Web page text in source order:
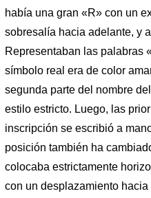
había una gran «R» con un
sobresalía hacia adelante, y
Representaban las palabras
símbolo real era de color
segunda parte del nombre
estilo estricto. Luego, las
inscripción se escribió a
posición también ha
colocaba estrictamente
con un desplazamiento hacia